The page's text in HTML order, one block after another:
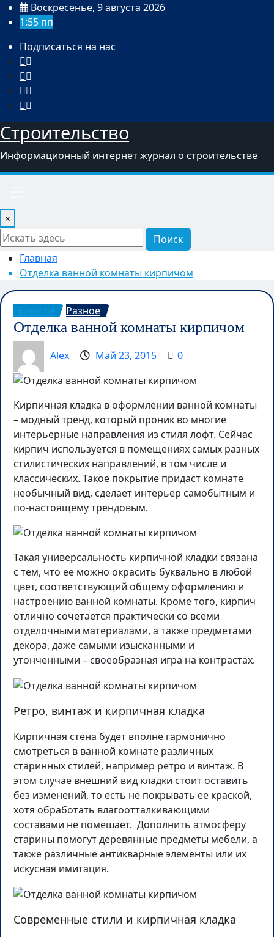
ПерейтиВоскресенье, 9 августа 2026
1:55 пп
Подписаться на нас
Строительство
Информационный интернет журнал о строительстве
×
Поиск
Главная
Отделка ванной комнаты кирпичом
Разное
Отделка ванной комнаты кирпичом
Alex Май 23, 2015 0
Кирпичная кладка в оформлении ванной комнаты
– модный тренд, который проник во многие
интерьерные направления из стиля лофт. Сейчас
кирпич используется в помещениях самых разных
стилистических направлений, в том числе и
классических. Такое покрытие придаст комнате
необычный вид, сделает интерьер самобытным и
по-настоящему трендовым.
Такая универсальность кирпичной кладки связана
с тем, что ее можно окрасить буквально в любой
цвет, соответствующий общему оформлению и
настроению ванной комнаты. Кроме того, кирпич
отлично сочетается практически со всеми
отделочными материалами, а также предметами
декора, даже самыми изысканными и
утонченными – своеобразная игра на контрастах.
Ретро, винтаж и кирпичная кладка
Кирпичная стена будет вполне гармонично
смотреться в ванной комнате различных
старинных стилей, например ретро и винтаж. В
этом случае внешний вид кладки стоит оставить
без изменений, то есть не покрывать ее краской,
хотя обработать влагоотталкивающими
составами не помешает. Дополнить атмосферу
старины помогут деревянные предметы мебели, а
также различные антикварные элементы или их
искусная имитация.
Современные стили и кирпичная кладка